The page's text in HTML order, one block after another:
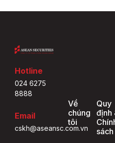
Hotline
024 6275
8888
Email
cskh@aseansc.com.vn
Về
chúng
tôi
Quy
định
sách